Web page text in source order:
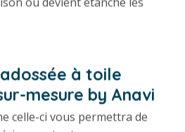
à toile
mesure by Anavi
celle-ci vous permettra de
en toutes